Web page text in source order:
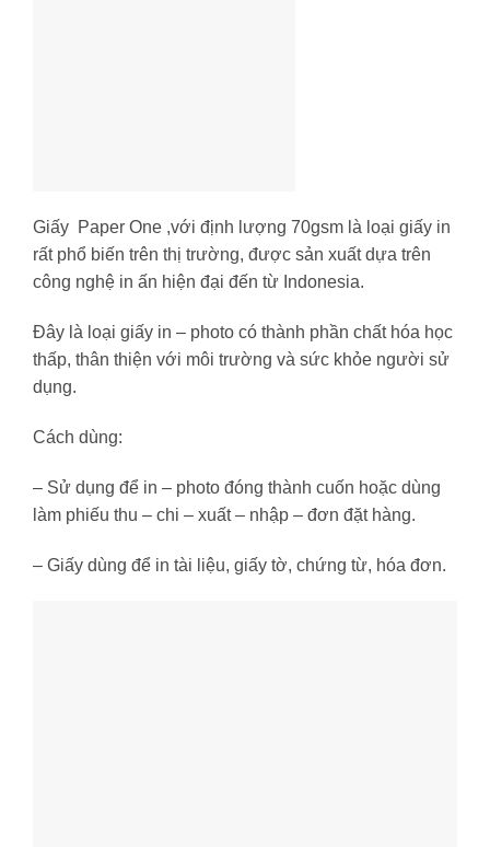
Giấy Paper One ,với định lượng 70gsm là loại giấy in
rất phổ biến trên thị trường, được sản xuất dựa trên
công nghệ in ấn hiện đại đến từ Indonesia.
Đây là loại giấy in – photo có thành phần chất hóa học
thấp, thân thiện với môi trường và sức khỏe người sử
dụng.
Cách dùng:
– Sử dụng để in – photo đóng thành cuốn hoặc dùng
làm phiếu thu – chi – xuất – nhập – đơn đặt hàng.
– Giấy dùng để in tài liệu, giấy tờ, chứng từ, hóa đơn.